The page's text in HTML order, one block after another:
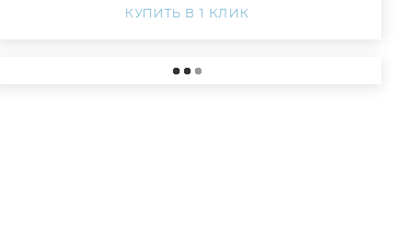
КУПИТЬ В 1 КЛИК